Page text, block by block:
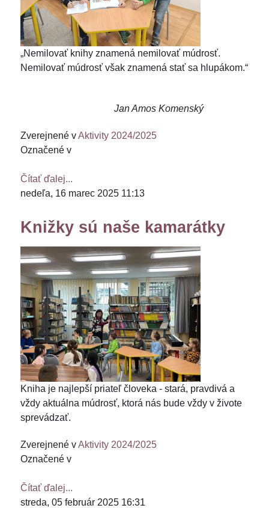
„Nemilovať knihy znamená nemilovať múdrosť.
Nemilovať múdrosť však znamená stať sa hlupákom.“
Jan Amos Komenský
Zverejnené vAktivity 2024/2025
Označené v
Čítať ďalej...
nedeľa, 16 marec 2025 11:13
Knižky sú naše kamarátky
Kniha je najlepší priateľ človeka - stará, pravdivá a
vždy aktuálna múdrosť, ktorá nás bude vždy v živote
sprevádzať.
Zverejnené vAktivity 2024/2025
Označené v
Čítať ďalej...
streda, 05 február 2025 16:31